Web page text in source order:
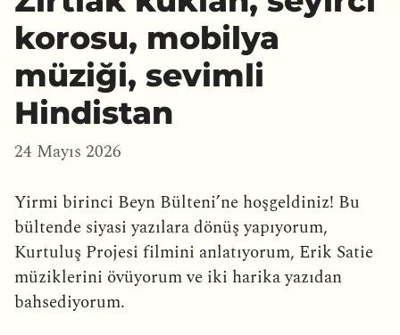
korosu, mobilya
müziği, sevimli
Hindistan
24 Mayıs 2026
Yirmi birinci Beyn Bülteni’ne hoşgeldiniz! Bu
bültende siyasi yazılara dönüş yapıyorum,
Kurtuluş Projesi filmini anlatıyorum, Erik Satie
müziklerini övüyorum ve iki harika yazıdan
bahsediyorum.